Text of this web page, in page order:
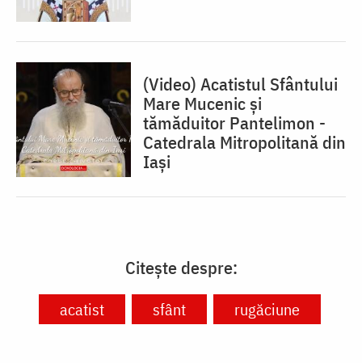
(Video) Acatistul Sfântului
Mare Mucenic și
tămăduitor Pantelimon -
Catedrala Mitropolitană din
Iași
Citește despre:
acatist sfânt rugăciune